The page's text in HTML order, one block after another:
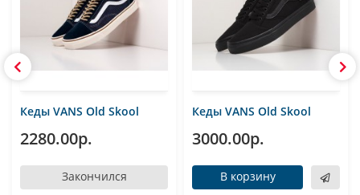
Кеды VANS Old Skool
2280.00р.
Закончился
Кеды VANS Old Skool
3000.00р.
В корзину